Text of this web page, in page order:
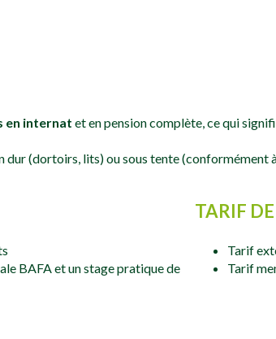
en internat et en pension complète, ce qui
dur (dortoirs, lits) ou sous tente (conformément
BAFA et un stage pratique de
TARIF
Tarif
Tarif